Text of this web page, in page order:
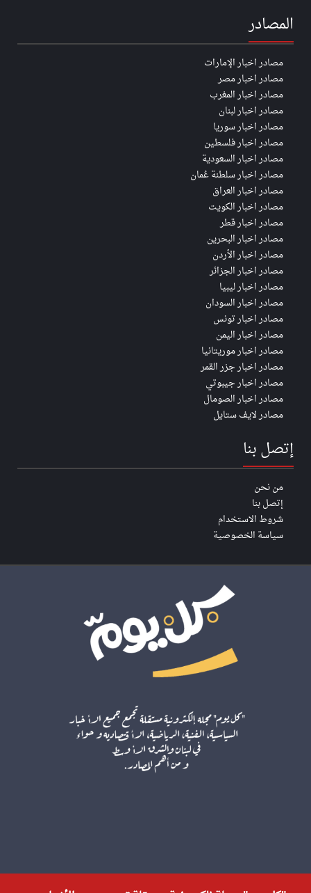
المصادر
مصادر اخبار الإمارات
مصادر اخبار مصر
مصادر اخبار المغرب
مصادر اخبار لبنان
مصادر اخبار سوريا
مصادر اخبار فلسطين
مصادر اخبار السعودية
مصادر اخبار سلطنة عُمان
مصادر اخبار العراق
مصادر اخبار الكويت
مصادر اخبار قطر
مصادر اخبار البحرين
مصادر اخبار الأردن
مصادر اخبار الجزائر
مصادر اخبار ليبيا
مصادر اخبار السودان
مصادر اخبار تونس
مصادر اخبار اليمن
مصادر اخبار موريتانيا
مصادر اخبار جزر القمر
مصادر اخبار جيبوتي
مصادر اخبار الصومال
مصادر لايف ستايل
إتصل بنا
من نحن
إتصل بنا
شروط الاستخدام
سياسة الخصوصية